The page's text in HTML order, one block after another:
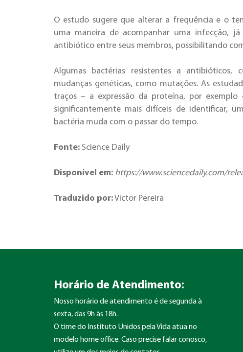
O estudo sugere que alterar a frequência e o
uma maneira de acompanhar uma infecção,
antibiótico entre seus membros, possibilitando
Algumas bactérias resistentes a antibióticos,
mudanças genéticas, como mutações. As
traços – a expressão da proteína, por exemplo
significantemente mais difíceis de identificar,
bactéria muda com o passar do tempo.
Fonte: Science Daily
Disponível em: https://www.sciencedaily.com/
Traduzido por:Victor Pereira
Horário de Atendimento:
Nosso horário de atendimento é de segunda à
sexta, das 9h às 18h.
O time do Instituto Unidos pela Vida atua no
modelo home office. Caso precise falar conosco,